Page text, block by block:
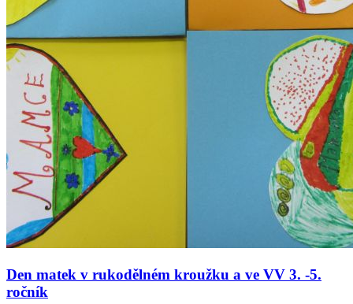
Den matek v rukodělném kroužku a ve VV 3. -5.
ročník